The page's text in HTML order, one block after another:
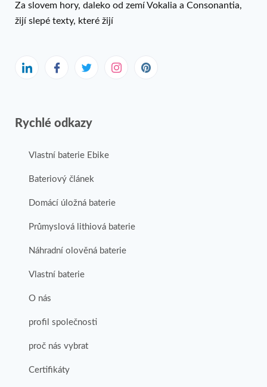
Za slovem hory, daleko od zemí Vokalia a Consonantia,
žijí slepé texty, které žijí
Rychlé odkazy
Vlastní baterie Ebike
Bateriový článek
Domácí úložná baterie
Průmyslová lithiová baterie
Náhradní olověná baterie
Vlastní baterie
O nás
profil společnosti
proč nás vybrat
Certifikáty